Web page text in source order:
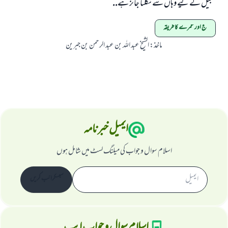
تعجيل كے ليے وہاں سے نكلنا جائز ہے..
حج اور عمرے کا طریقہ
ماخذ:الشيخ عبد اللہ بن عبد الرحمن بن جبرين
ایمیل خبرنامہ
اسلام سوال و جواب کی میلنگ لسٹ میں شامل ہوں